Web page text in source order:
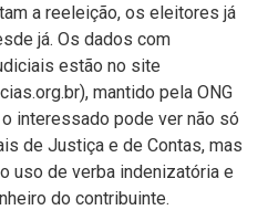
a reeleição, os eleitores já
já. Os dados com
estão no site
mantido pela ONG
interessado pode ver não só
de Justiça e de Contas, mas
uso de verba indenizatória e
do contribuinte.